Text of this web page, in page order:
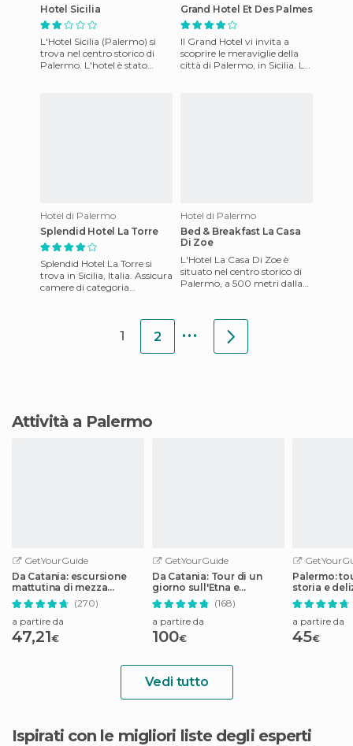
Hotel Sicilia
L'Hotel Sicilia (Palermo) si
trova nel centro storico di
Palermo. L'hotel è stato
Grand Hotel Et Des Palmes
Il Grand Hotel vi invita a
scoprire le meraviglie della
città di Palermo, in Sicilia. La
Hotel di Palermo
Splendid Hotel La Torre
Splendid Hotel La Torre si
trova in Sicilia, Italia. Assicura
camere di categoria
Hotel di Palermo
Bed & Breakfast La Casa
Di Zoe
L'Hotel La Casa Di Zoe è
situato nel centro storico di
Palermo, a 500 metri dalla
1 2 ...
Attività a Palermo
GetYourGuide
Da Catania: escursione
mattutina di mezza
giornata sull'Etna
(270)
a partire da
47,21€
GetYourGuide
Da Catania: Tour di un
giorno sull'Etna e
Taormina
(168)
a partire da
100€
Palermo:
storia e
street food
a partire da
45€
Vedi tutto
Ispirati con le migliori liste degli esperti